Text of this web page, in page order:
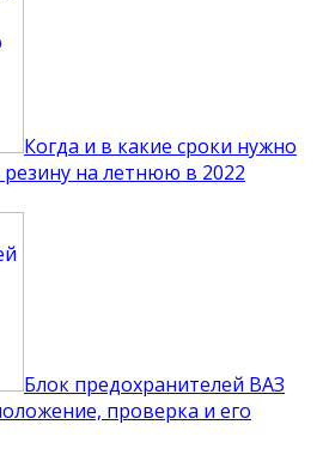
Когда и в какие сроки нужно
на летнюю в 2022
Блок предохранителей ВАЗ
проверка и его